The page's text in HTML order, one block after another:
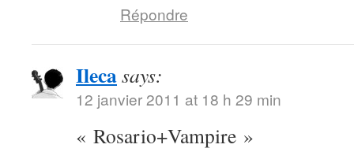
Répondre
Ilecasays:
12 janvier 2011 at 18 h 29 min
« Rosario+Vampire »